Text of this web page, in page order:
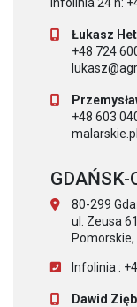
Infolinia 24 h:
Łukasz
+48 724
+48 603
malarskie.pl
GDAŃSK-
80-299
ul. Zeusa
Pomorskie,
Infolinia :
Dawid